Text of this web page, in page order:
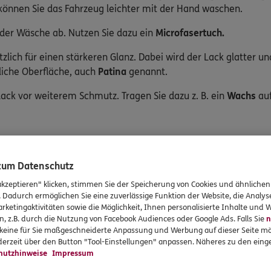
Sie das Fahrzeug leichter mit der Hand waschen.
Wäsche ab. Nutzen Sie dazu ein Microfasertuch.
für einen stärkeren Glanz. Dabei wird der Lack glatter
Oberfläche, auch Patina genannt.
vor weiterem Schmutz. Tragen Sie dazu z. B. ein Wachs
sehr wichtig. In Shops für Oldtimer finden Sie passende
ein wichtiger Teil der Oldtimerpflege. Saugen Sie dafür im
viel Dreck an.
und Oberflächen im Innenraum. Verwenden Sie dafür
Datenschutz
klicken, stimmen Sie der Speicherung von Cookies und
ermöglichen Sie eine zuverlässige Funktion der Website, die
sowie die Möglichkeit, Ihnen personalisierte Inhalte und
z.B. durch die Nutzung von Facebook Audiences oder Google Ads. Falls Sie
für Sie maßgeschneiderte Anpassung und Werbung auf dieser Seite
über den Button "Tool-Einstellungen" anpassen. Näheres zu den
Impressum